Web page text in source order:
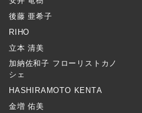
後藤 亜希子
RIHO
立本 清美
加納佐和子 フローリストカノ
シェ
HASHIRAMOTO KENTA
金増 佑美